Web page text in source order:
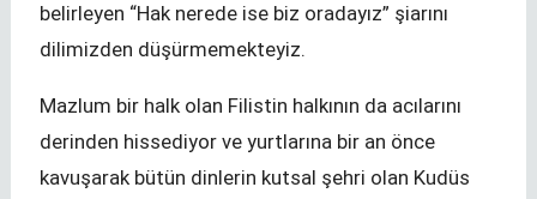
belirleyen “Hak nerede ise biz oradayız” şiarını
dilimizden düşürmemekteyiz.
Mazlum bir halk olan Filistin halkının da acılarını
derinden hissediyor ve yurtlarına bir an önce
kavuşarak bütün dinlerin kutsal şehri olan Kudüs